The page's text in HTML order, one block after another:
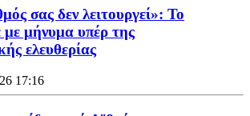
σας δεν λειτουργεί»: Το
με μήνυμα υπέρ της
ελευθερίας
17:16